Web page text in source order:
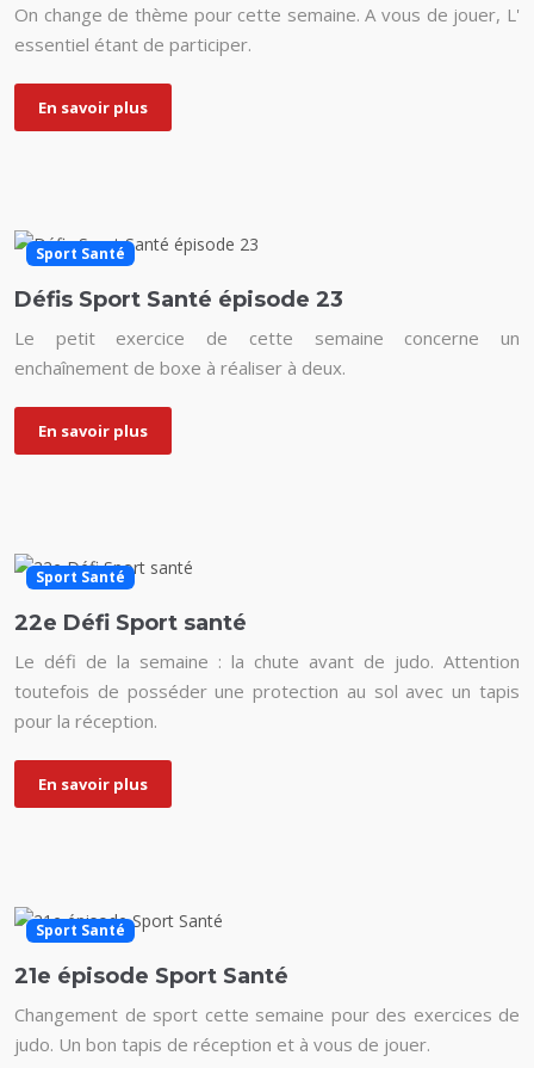
On change de thème pour cette semaine. A vous de jouer, L'
essentiel étant de participer.
En savoir plus
Sport Santé
Défis Sport Santé épisode 23
Le petit exercice de cette semaine concerne un
enchaînement de boxe à réaliser à deux.
En savoir plus
Sport Santé
22e Défi Sport santé
Le défi de la semaine : la chute avant de judo. Attention
toutefois de posséder une protection au sol avec un tapis
pour la réception.
En savoir plus
Sport Santé
21e épisode Sport Santé
Changement de sport cette semaine pour des exercices de
judo. Un bon tapis de réception et à vous de jouer.